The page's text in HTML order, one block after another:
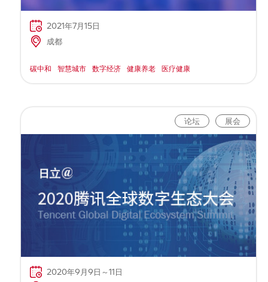
2021年7月15日
成都
碳中和 智慧城市 数字经济 健康养老 医疗健康
论坛 展会
2020年9月9日～11日